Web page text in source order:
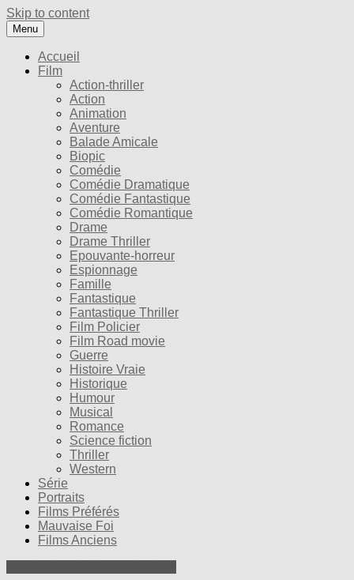
Skip to content
Menu
Accueil
Film
Action-thriller
Action
Animation
Aventure
Balade Amicale
Biopic
Comédie
Comédie Dramatique
Comédie Fantastique
Comédie Romantique
Drame
Drame Thriller
Epouvante-horreur
Espionnage
Famille
Fantastique
Fantastique Thriller
Film Policier
Film Road movie
Guerre
Histoire Vraie
Historique
Humour
Musical
Romance
Science fiction
Thriller
Western
Série
Portraits
Films Préférés
Mauvaise Foi
Films Anciens